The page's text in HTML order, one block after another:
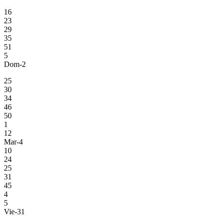
16
23
29
35
51
5
Dom-2
25
30
34
46
50
1
12
Mar-4
10
24
25
31
45
4
5
Vie-31